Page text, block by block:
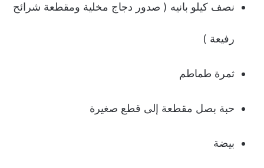
نصف كیلو بانیه ( صدور دجاج مخلیة ومقطعة شرائح
رفیعة )
ثمرة طماطم
حبة بصل مقطعة إلى قطع صغیرة
بیضة